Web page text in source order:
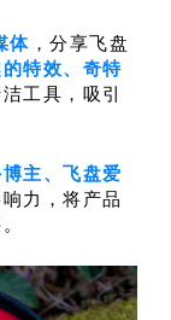
体 ，分享飞盘
特效、奇特
工具，吸引
博主、飞盘爱
力，将产品